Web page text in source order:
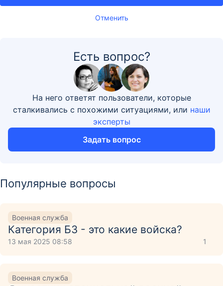
Отменить
Есть вопрос?
На него ответят пользователи, которые
сталкивались с похожими ситуациями, или наши
эксперты
Задать вопрос
Популярные вопросы
Военная служба
Категория Б3 - это какие войска?
13 мая 2025 08:58 1
Военная служба